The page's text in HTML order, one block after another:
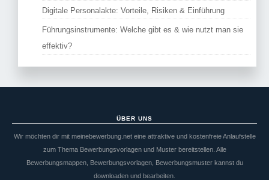
Digitale Personalakte: Vorteile, Risiken & Einführung
Führungsinstrumente: Welche gibt es & wie nutzt man sie
effektiv?
ÜBER UNS
Wir möchten dir mit meinebewerbung.net eine attraktive und kostenfreie Anlaufstelle
zum Thema Bewerbungsvorlagen und Muster bereitstellen. Alle
Bewerbungsmappen, Bewerbungsvorlagen, Bewerbungsmuster kannst du
downloaden und bearbeiten.